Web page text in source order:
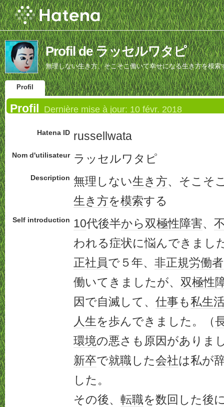
Profil de ラッセルワタピ
無理しない生き方、そこそこ働いて幸せになる生き方を模索
Profil
Profil Dernière mise à jour: 10 févr. 2018
Hatena ID russellwata
Nom d'utilisateur ラッセルワタピ
Description 無理しない生き方、そこそ
生き方を模索する
Self introduction 10代後半から双極性障害、
われる症状に悩んできまし
正社員で５年、 非正規労働者
働いてきましたが、 双極性
因で自滅して、 仕事も私生
人生を歩んできました。（
環境の悪さも原因がありま
新卒で就職 した会社は私が
した。
その後、 転職を数回した後